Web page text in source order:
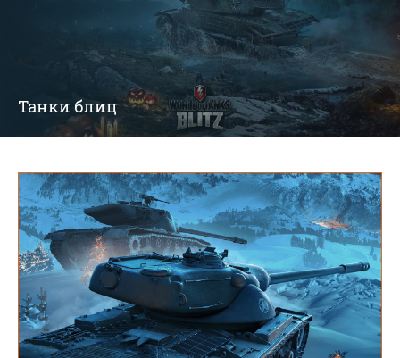
Танки блиц